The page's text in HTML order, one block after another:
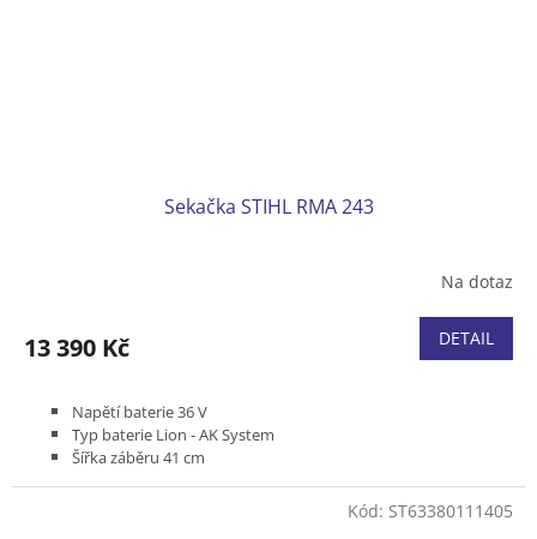
Sekačka STIHL RMA 243
Na dotaz
13 390 Kč DETAIL
Napětí baterie 36 V
Typ baterie Lion - AK System
Šířka záběru 41 cm
Kód: ST63380111405